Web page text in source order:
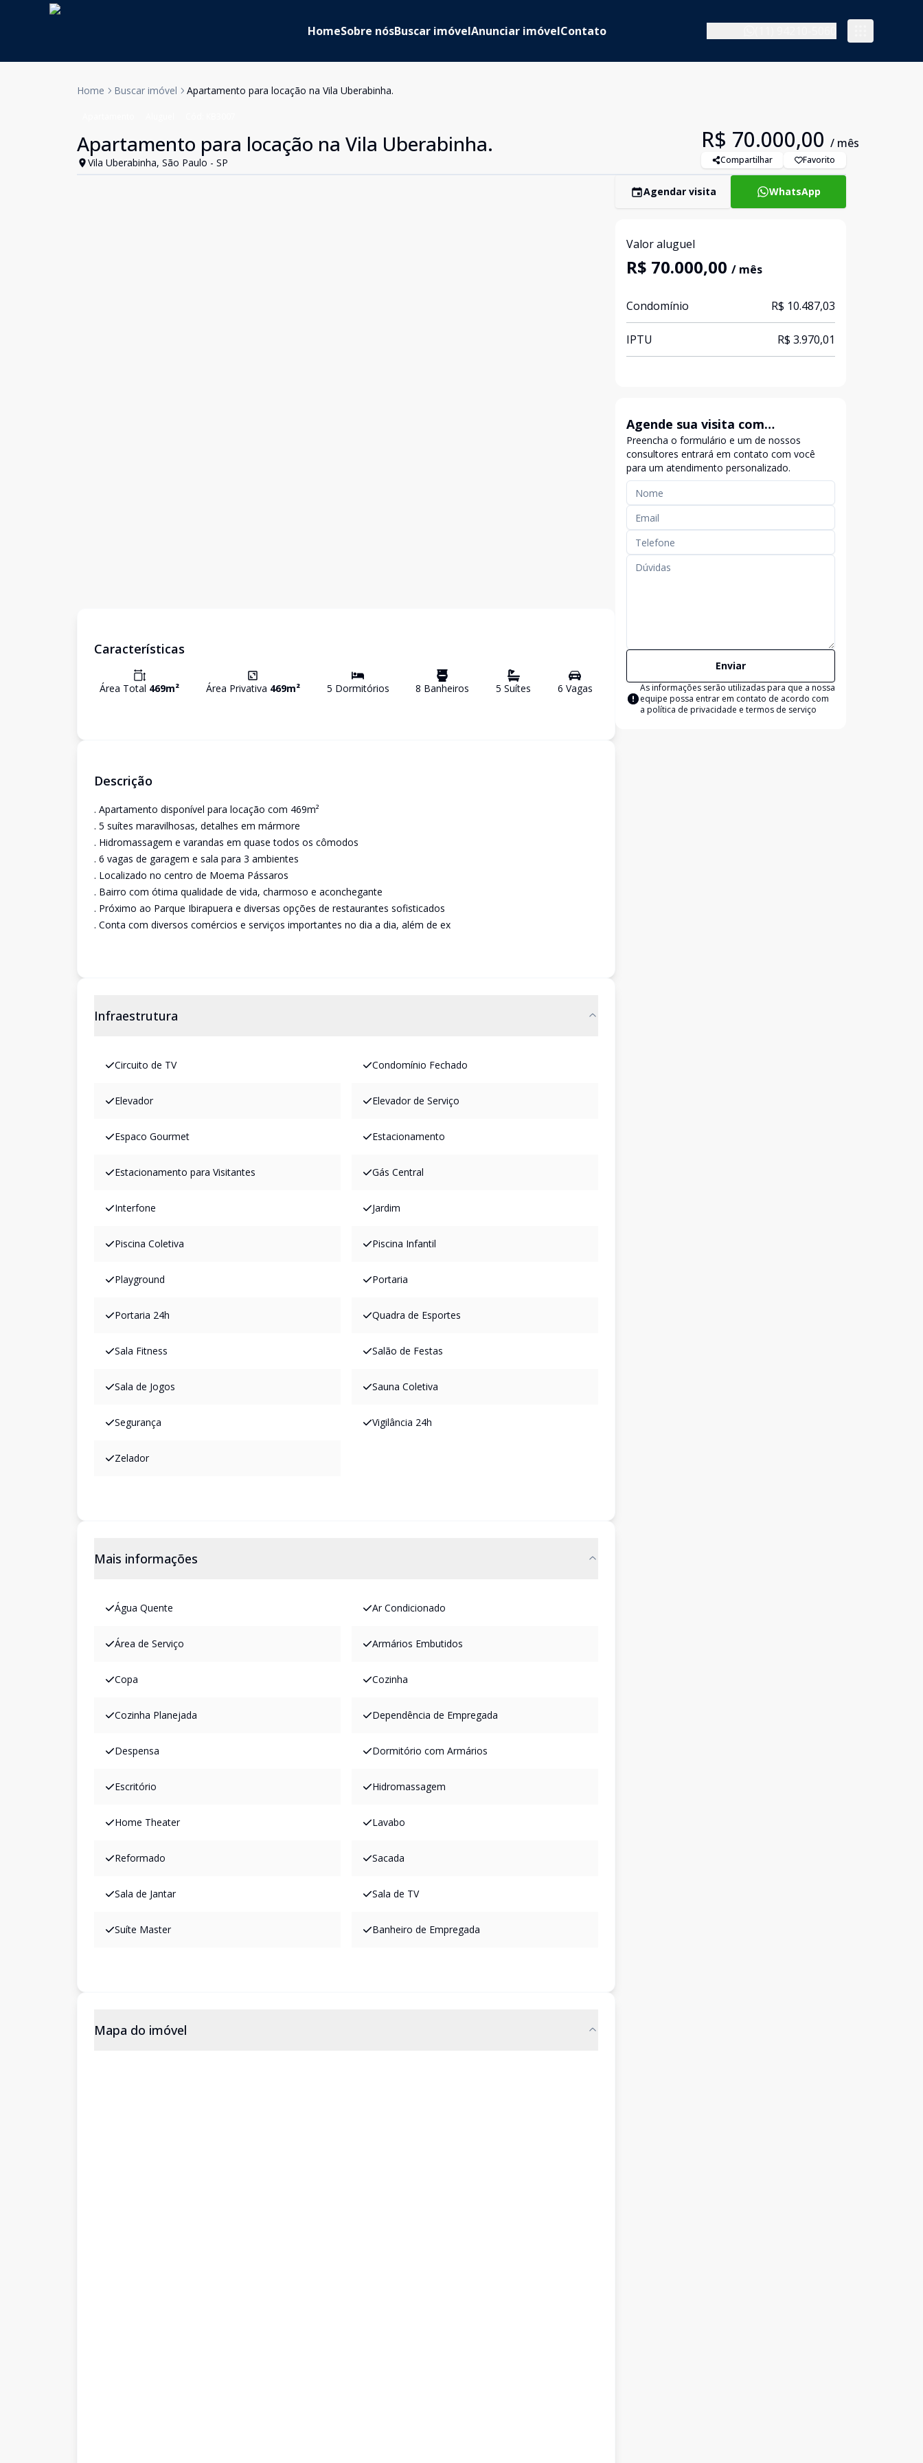
HomeSobre nósBuscar imóvelAnunciar imóvelContato
Home Buscar imóvel Apartamento para locação na Vila Uberabinha.
Apartamento para locação na Vila Uberabinha.
Vila Uberabinha, São Paulo - SP
R$ 70.000,00 / mês
Compartilhar Favorito
Características
Área Total 469m² Área Privativa 469m² 5 Dormitórios 8 Banheiros 5 Suítes 6 Vagas
Descrição
. Apartamento disponível para locação com 469m²
. 5 suítes maravilhosas, detalhes em mármore
. Hidromassagem e varandas em quase todos os cômodos
. 6 vagas de garagem e sala para 3 ambientes
. Localizado no centro de Moema Pássaros
. Bairro com ótima qualidade de vida, charmoso e aconchegante
. Próximo ao Parque Ibirapuera e diversas opções de restaurantes sofisticados
. Conta com diversos comércios e serviços importantes no dia a dia, além de ex
Infraestrutura
Circuito de TV Condomínio Fechado
Elevador Elevador de Serviço
Espaco Gourmet Estacionamento
Estacionamento para Visitantes Gás Central
Interfone Jardim
Piscina Coletiva Piscina Infantil
Playground Portaria
Portaria 24h Quadra de Esportes
Sala Fitness Salão de Festas
Sala de Jogos Sauna Coletiva
Segurança Vigilância 24h
Zelador
Mais informações
Água Quente Ar Condicionado
Área de Serviço Armários Embutidos
Copa Cozinha
Cozinha Planejada Dependência de Empregada
Despensa Dormitório com Armários
Escritório Hidromassagem
Home Theater Lavabo
Reformado Sacada
Sala de Jantar Sala de TV
Suíte Master Banheiro de Empregada
Mapa do imóvel
Agendar visita WhatsApp
Valor aluguel
R$ 70.000,00 / mês
Condomínio R$ 10.487,03
IPTU R$ 3.970,01
Agende sua visita com
exclusividade
Preencha o formulário e um de nossos
consultores entrará em contato com você
para um atendimento personalizado.
Enviar
As informações serão utilizadas para que a nossa
equipe possa entrar em contato de acordo com
a política de privacidade e termos de serviço